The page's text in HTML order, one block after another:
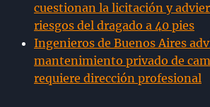
cuestionan la licitación y
riesgos del dragado a 40 pies
Ingenieros de Buenos Aires
mantenimiento privado de
requiere dirección profesional